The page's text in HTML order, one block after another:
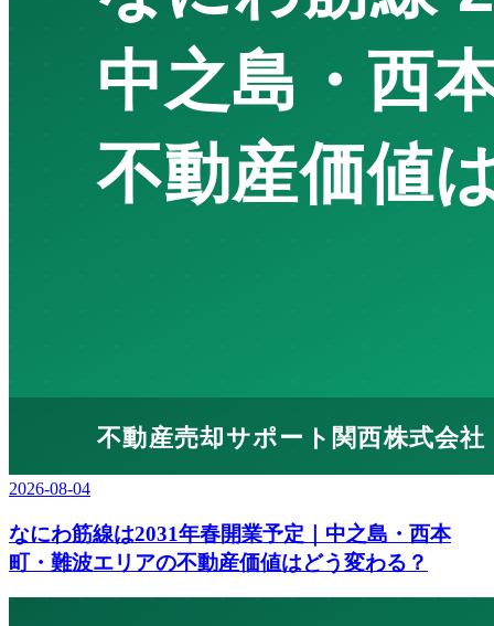
2026-08-04
なにわ筋線は2031年春開業予定｜中之島・西本
町・難波エリアの不動産価値はどう変わる？